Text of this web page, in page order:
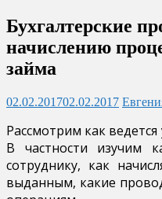
Бухгалтерские
начислению
займа
02.02.201702.02.2017
Рассмотрим как
В частности изучим
сотруднику, как
выданным, какие